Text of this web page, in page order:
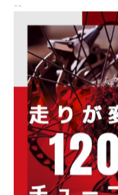
--
ブログ 商品・ブランド
< 前のページ